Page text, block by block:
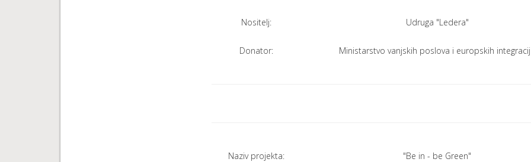
Nositelj: Udruga "Ledera"
Donator: Ministarstvo vanjskih poslova i europskih
Naziv projekta: "Be in - be Green"